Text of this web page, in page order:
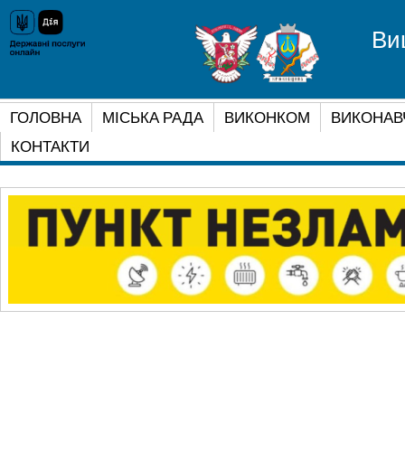
ГОЛОВНА МІСЬКА РАДА ВИКОНКОМ
КОНТАКТИ